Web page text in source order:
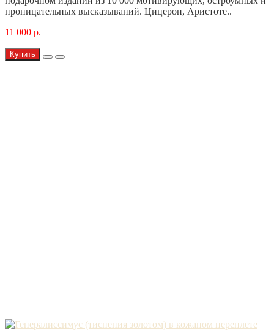
проницательных высказываний. Цицерон, Аристоте..
11 000 р.
Купить